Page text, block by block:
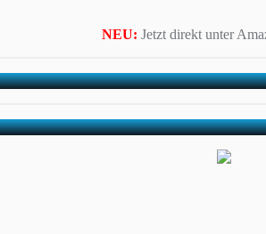
NEU: Jetzt direkt unter